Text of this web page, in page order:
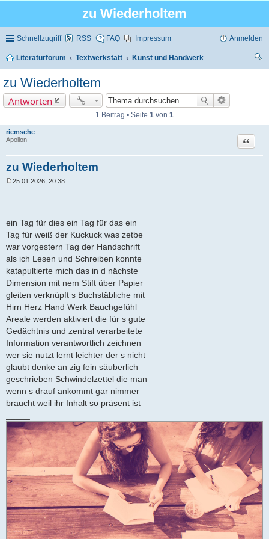
zu Wiederholtem
Schnellzugriff RSS FAQ Impressum Anmelden
Literaturforum Textwerkstatt
Kunst und Handwerk
zu Wiederholtem
Antworten
1 Beitrag • Seite 1 von 1
riemsche
Apollon
zu Wiederholtem
Zitat
i
a
g
25.01.2026, 20:38
ein Tag für dies ein Tag für das ein
Tag für weiß der Kuckuck was zetbe
war vorgestern Tag der Handschrift
als ich Lesen und Schreiben konnte
katapultierte mich das in d nächste
Dimension mit nem Stift über Papier
gleiten verknüpft s Buchstäbliche mit
Hirn Herz Hand Werk Bauchgefühl
Areale werden aktiviert die für s gute
Gedächtnis und zentral verarbeitete
Information verantwortlich zeichnen
wer sie nutzt lernt leichter der s nicht
glaubt denke an zig fein säuberlich
geschrieben Schwindelzettel die man
wenn s drauf ankommt gar nimmer
braucht weil ihr Inhalt so präsent ist